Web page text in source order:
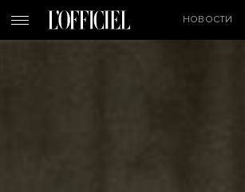
НОВОСТИ